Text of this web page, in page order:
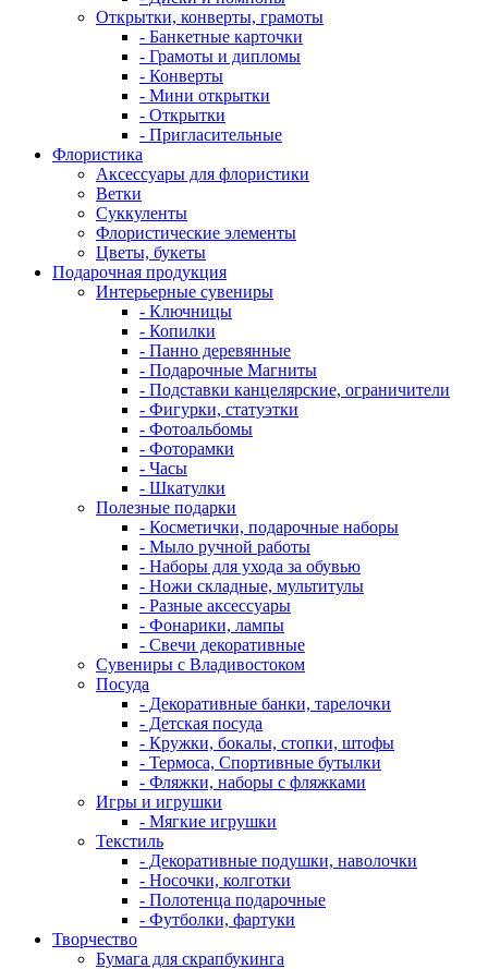
Открытки, конверты, грамоты
- Банкетные карточки
- Грамоты и дипломы
- Конверты
- Мини открытки
- Открытки
- Пригласительные
Флористика
Аксессуары для флористики
Ветки
Суккуленты
Флористические элементы
Цветы, букеты
Подарочная продукция
Интерьерные сувениры
- Ключницы
- Копилки
- Панно деревянные
- Подарочные Магниты
- Подставки канцелярские, ограничители
- Фигурки, статуэтки
- Фотоальбомы
- Фоторамки
- Часы
- Шкатулки
Полезные подарки
- Косметички, подарочные наборы
- Мыло ручной работы
- Наборы для ухода за обувью
- Ножи складные, мультитулы
- Разные аксессуары
- Фонарики, лампы
- Свечи декоративные
Сувениры с Владивостоком
Посуда
- Декоративные банки, тарелочки
- Детская посуда
- Кружки, бокалы, стопки, штофы
- Термоса, Спортивные бутылки
- Фляжки, наборы с фляжками
Игры и игрушки
- Мягкие игрушки
Текстиль
- Декоративные подушки, наволочки
- Носочки, колготки
- Полотенца подарочные
- Футболки, фартуки
Творчество
Бумага для скрапбукинга